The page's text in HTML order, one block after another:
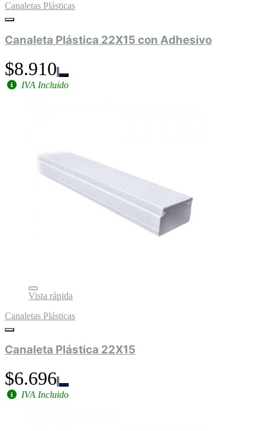
Canaletas Plásticas
Canaleta Plástica 22X15 con Adhesivo
$8.910
IVA Incluido
Vista rápida
Canaletas Plásticas
Canaleta Plástica 22X15
$6.696
IVA Incluido